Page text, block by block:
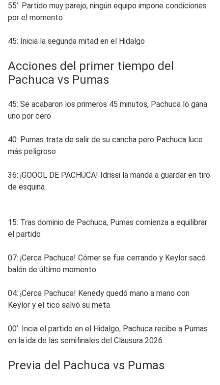
55’: Partido muy parejo, ningún equipo impone condiciones
por el momento
45: Inicia la segunda mitad en el Hidalgo
Acciones del primer tiempo del
Pachuca vs Pumas
45: Se acabaron los primeros 45 minutos, Pachuca lo gana
uno por cero
40: Pumas trata de salir de su cancha pero Pachuca luce
más peligroso
36: ¡GOOOL DE PACHUCA! Idrissi la manda a guardar en tiro
de esquina
15: Tras dominio de Pachuca, Pumas comienza a equilibrar
el partido
07: ¡Cerca Pachuca! Córner se fue cerrando y Keylor sacó
balón de último momento
04: ¡Cerca Pachuca! Kenedy quedó mano a mano con
Keylor y el tico salvó su meta
00’: Incia el partido en el Hidalgo, Pachuca recibe a Pumas
en la ida de las semifinales del Clausura 2026
Previa del Pachuca vs Pumas